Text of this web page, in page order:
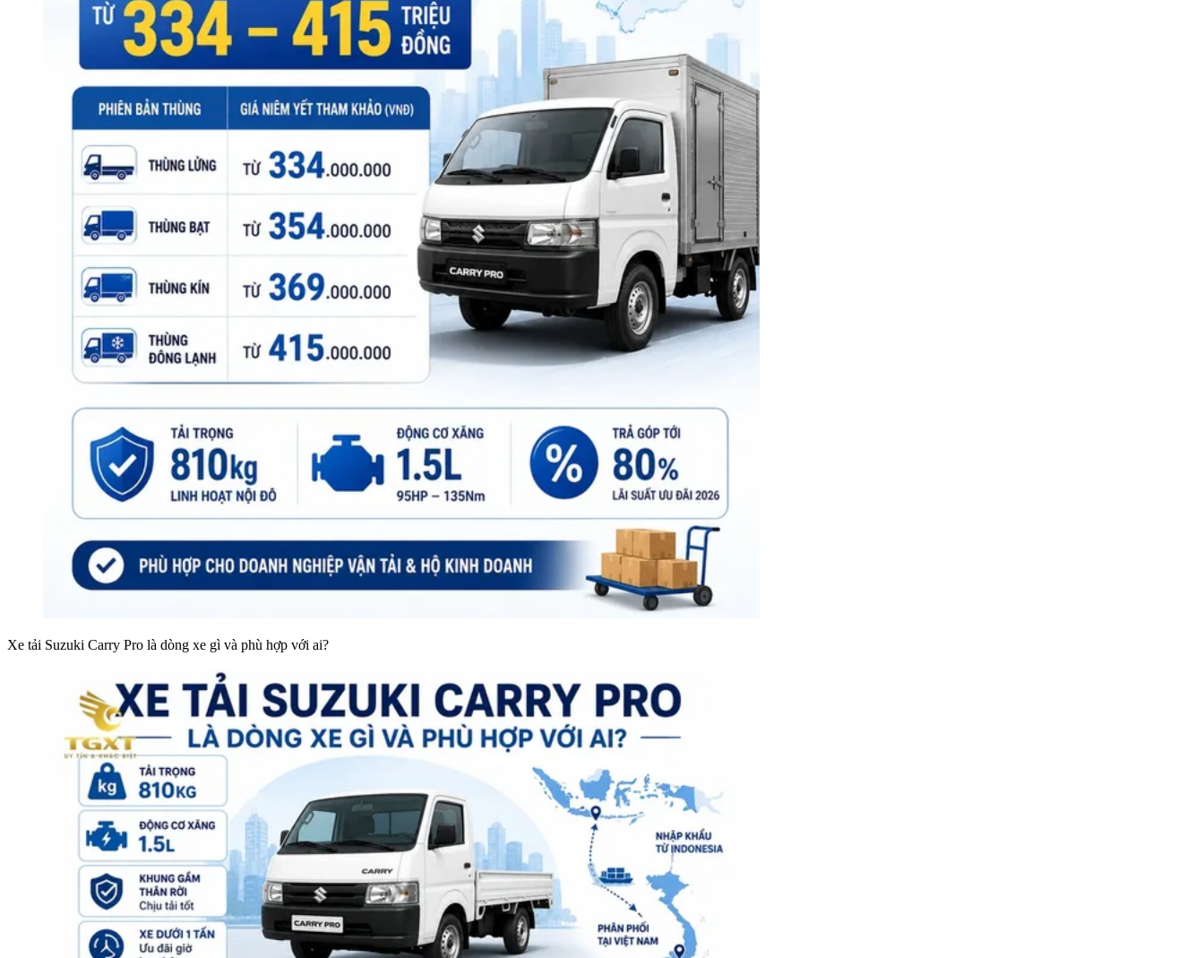
Xe tải Suzuki Carry Pro là dòng xe gì và phù hợp với ai?